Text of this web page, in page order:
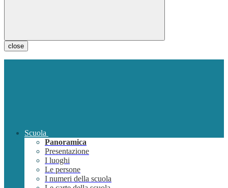
close
Scuola
Panoramica
Presentazione
I luoghi
Le persone
I numeri della scuola